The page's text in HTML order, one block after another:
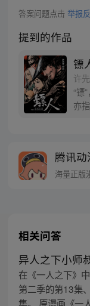
答案问题点击 举报
提到的作品
镖
许
“镖
亦
腾讯
海量正版
相关问答
异人之下小师
在《一人之下》
第二季的第13集
集。 原漫画《一